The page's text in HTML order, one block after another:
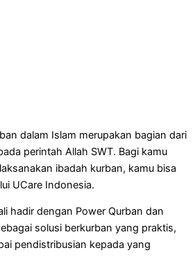
dalam Islam merupakan bagian dari
perintah Allah SWT. Bagi kamu
ibadah kurban, kamu bisa
UCare Indonesia.
hadir dengan Power Qurban dan
solusi berkurban yang praktis,
pendistribusian kepada yang